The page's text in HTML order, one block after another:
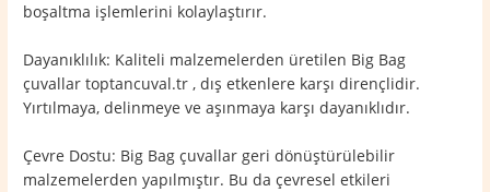
boşaltma işlemlerini kolaylaştırır.
Dayanıklılık: Kaliteli malzemelerden üretilen Big Bag
çuvallar toptancuval.tr , dış etkenlere karşı dirençlidir.
Yırtılmaya, delinmeye ve aşınmaya karşı dayanıklıdır.
Çevre Dostu: Big Bag çuvallar geri dönüştürülebilir
malzemelerden yapılmıştır. Bu da çevresel etkileri